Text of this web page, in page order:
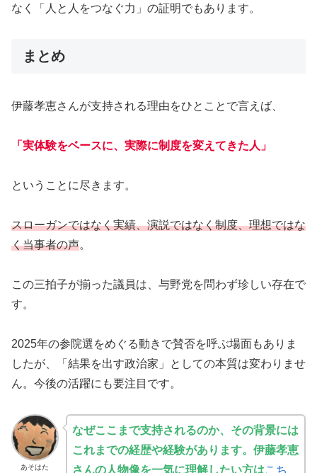
なく「人と人をつなぐ力」の証明でもあります。
まとめ
伊藤孝恵さんが支持される理由をひとことで言えば、
「実体験をベースに、実際に制度を変えてきた人」
ということに尽きます。
スローガンではなく実績、演説ではなく制度、理想ではな
く当事者の声。
この三拍子が揃った議員は、与野党を問わず珍しい存在で
す。
2025年の参院選をめぐる動きで賛否を呼ぶ場面もありま
したが、「結果を出す政治家」としての本質は変わりませ
ん。今後の活躍にも要注目です。
あそはた
なぜここまで支持されるのか、その背景には
これまでの経歴や経験があります。伊藤孝恵
さんの人物像を一気に理解したい方はこち